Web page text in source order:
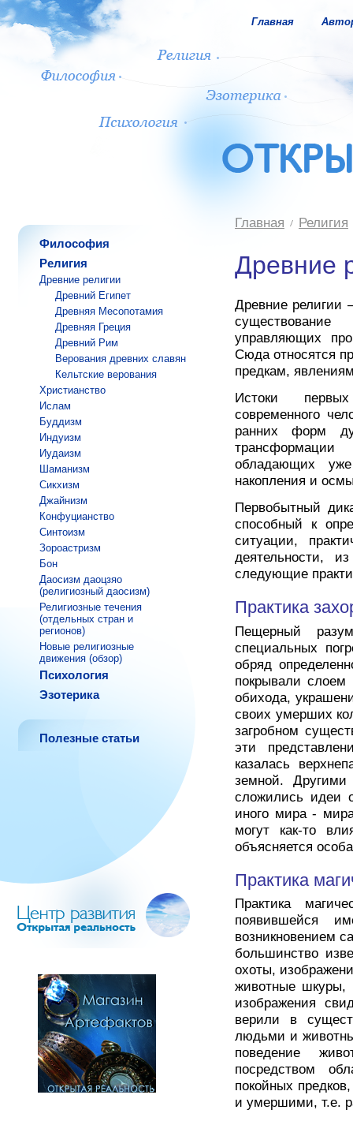
Главная
Философия
Религия
Древние религии
Древний Египет
Древняя Месопотамия
Древняя Греция
Древний Рим
Верования древних славян
Кельтские верования
Христианство
Ислам
Буддизм
Индуизм
Иудаизм
Шаманизм
Сикхизм
Джайнизм
Конфуцианство
Синтоизм
Зороастризм
Бон
Даосизм даоцзяо
(религиозный даосизм)
Религиозные течения
(отдельных стран и
регионов)
Новые религиозные
движения (обзор)
Психология
Эзотерика
Полезные статьи
Главная Религия
Древние
Древние религии
управляющих
Сюда относятся
предкам,
Истоки
современного
ранних форм
обладающих
накопления и
Первобытный
способный к
ситуации,
деятельности,
следующие
Практика
Пещерный
специальных
обряд
покрывали
обихода,
своих умерших
загробном
эти
казалась
земной.
сложились идеи
иного мира -
могут как-то
объясняется
Практика
Практика
появившейся
возникновением
большинство
охоты,
животные шкуры,
изображения
верили в
людьми и
поведение
посредством
покойных
и умершими, т.е.